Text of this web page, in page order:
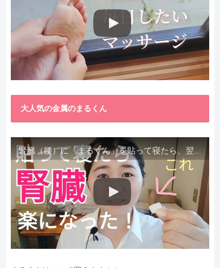
大人気の金属のまるくん
腎臓（腰）に「まるくん」を貼って寝たら、翌朝めちゃ楽でびっくりしました。腎臓叩いても痛くない！【お客様の声を試してみた】